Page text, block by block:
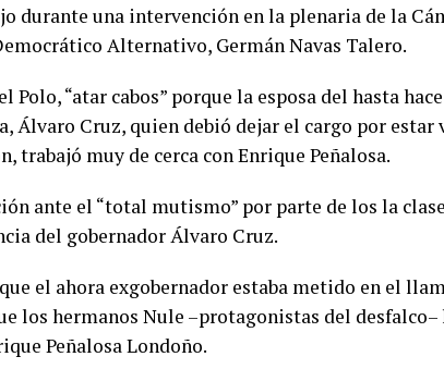
durante una intervención en la plenaria de la
Alternativo, Germán Navas Talero.
“atar cabos” porque la esposa del hasta
Álvaro Cruz, quien debió dejar el cargo por estar
trabajó muy de cerca con Enrique Peñalosa.
ante el “total mutismo” por parte de los la
del gobernador Álvaro Cruz.
el ahora exgobernador estaba metido en el
los hermanos Nule –protagonistas del
Peñalosa Londoño.